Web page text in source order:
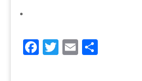
F T E C